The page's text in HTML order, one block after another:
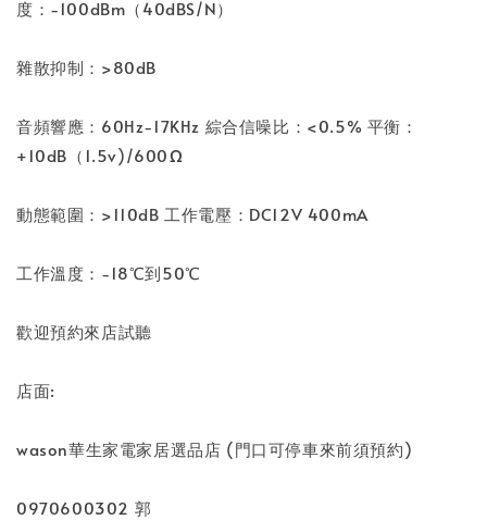
度：-100dBm（40dBS/N）
雜散抑制：>80dB
音頻響應：60Hz-17KHz 綜合信噪比：<0.5% 平衡：
+10dB（1.5v)/600Ω
動態範圍：>110dB 工作電壓：DC12V 400mA
工作溫度：-18℃到50℃
歡迎預約來店試聽
店面:
wason華生家電家居選品店 (門口可停車來前須預約)
0970600302 郭